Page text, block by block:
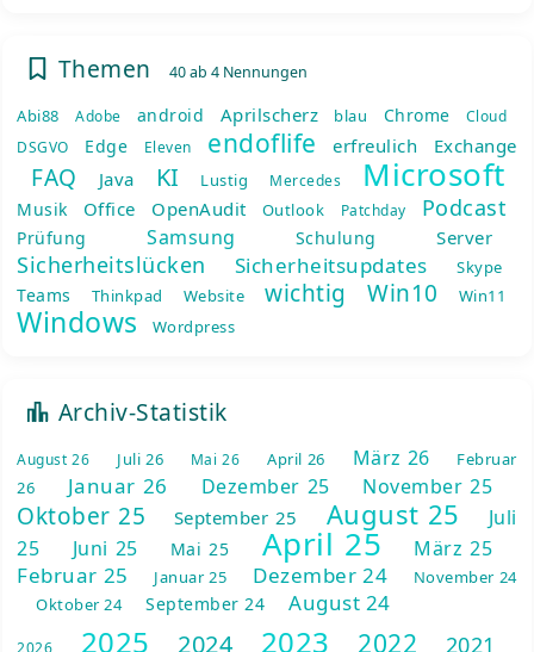
Themen 40 ab 4 Nennungen
Abi88 Adobe android Aprilscherz blau Chrome
Cloud
DSGVO
Edge Eleven endoflife erfreulich Exchange
FAQ Java KI Lustig Mercedes Microsoft
Musik Office OpenAudit Outlook Patchday Podcast
Prüfung Samsung Schulung Server
Sicherheitslücken Sicherheitsupdates Skype
Teams Thinkpad Website wichtig Win10 Win11
Windows Wordpress
Archiv-Statistik
August 26 Juli 26 Mai 26 April 26 März 26
Februar
26
Januar 26 Dezember 25 November 25
Oktober 25 September 25 August 25
Juli
25
Juni 25 Mai 25 April 25 März 25
Februar 25 Januar 25 Dezember 24
November 24
Oktober 24
September 24 August 24
2026 2025 2024 2023 2022
2021